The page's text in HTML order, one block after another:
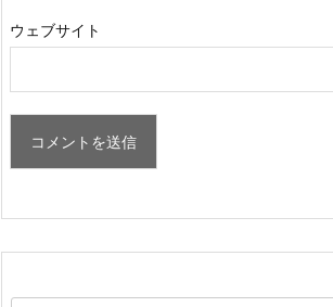
ウェブサイト